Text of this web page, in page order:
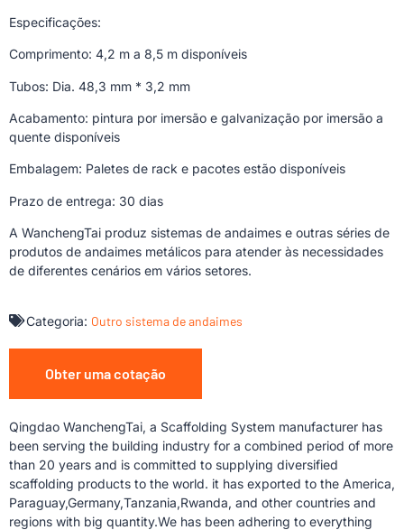
Especificações:
Comprimento: 4,2 m a 8,5 m disponíveis
Tubos: Dia. 48,3 mm * 3,2 mm
Acabamento: pintura por imersão e galvanização por imersão a
quente disponíveis
Embalagem: Paletes de rack e pacotes estão disponíveis
Prazo de entrega: 30 dias
A WanchengTai produz sistemas de andaimes e outras séries de
produtos de andaimes metálicos para atender às necessidades
de diferentes cenários em vários setores.
Categoria: Outro sistema de andaimes
Obter uma cotação
Qingdao WanchengTai, a Scaffolding System manufacturer has
been serving the building industry for a combined period of more
than 20 years and is committed to supplying diversified
scaffolding products to the world. it has exported to the America,
Paraguay,Germany,Tanzania,Rwanda, and other countries and
regions with big quantity.We has been adhering to everything